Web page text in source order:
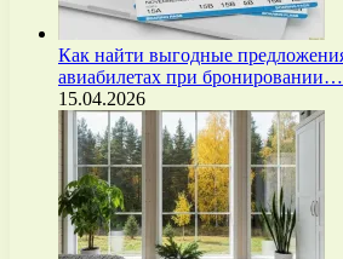
Как найти выгодные
авиабилетах при бронировании…
15.04.2026